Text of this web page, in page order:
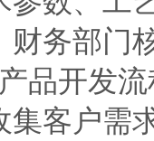
财务部门
品开发
客户需